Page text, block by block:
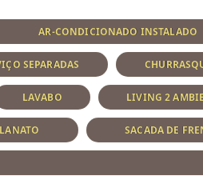
AR-CONDICIONADO INSTALADO
SEPARADAS
LAVABO LIVING 2
SACADA DE